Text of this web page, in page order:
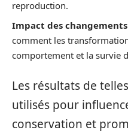
reproduction.
Impact des
comment les
comportement et la survie
Les résultats de
utilisés pour
conservation et